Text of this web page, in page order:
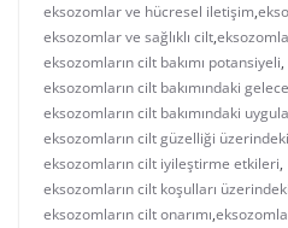
eksozomlar ve hücresel iletişim,
eksozomlar ve sağlıklı cilt,
eksozomların cilt bakımı potansiyeli,
eksozomların cilt bakımındaki
eksozomların cilt bakımındaki
eksozomların cilt güzelliği
eksozomların cilt iyileştirme etkileri,
eksozomların cilt koşulları
eksozomların cilt onarımı,